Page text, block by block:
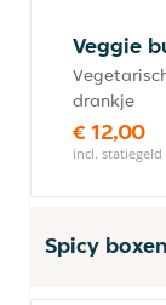
Veggie
drankje
€ 12,00
incl. statiegeld
Spicy boxen